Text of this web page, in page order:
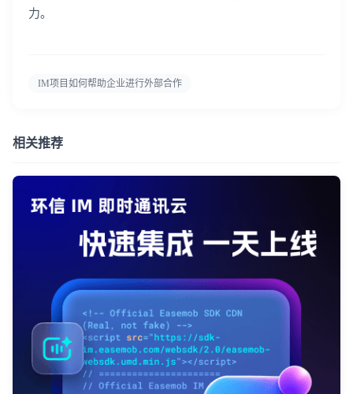
力。
IM项目如何帮助企业进行外部合作
相关推荐
我已阅读并同意通讯云服务条款和通讯云隐私政策
提交
不了，谢谢
登录客服云